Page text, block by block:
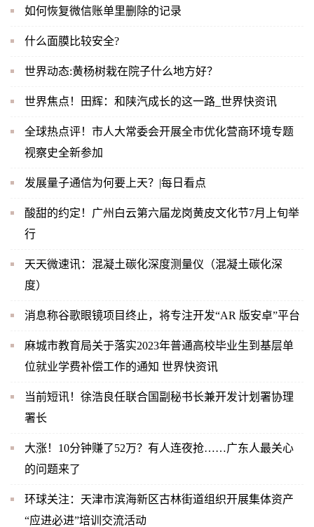
如何恢复微信账单里删除的记录
什么面膜比较安全?
世界动态:黄杨树栽在院子什么地方好？
世界焦点！田辉：和陕汽成长的这一路_世界快资讯
全球热点评！市人大常委会开展全市优化营商环境专题
视察史全新参加
发展量子通信为何要上天？|每日看点
酸甜的约定！广州白云第六届龙岗黄皮文化节7月上旬举
行
天天微速讯：混凝土碳化深度测量仪（混凝土碳化深
度）
消息称谷歌眼镜项目终止，将专注开发“AR 版安卓”平台
麻城市教育局关于落实2023年普通高校毕业生到基层单
位就业学费补偿工作的通知 世界快资讯
当前短讯！徐浩良任联合国副秘书长兼开发计划署协理
署长
大涨！10分钟赚了52万？有人连夜抢……广东人最关心
的问题来了
环球关注：天津市滨海新区古林街道组织开展集体资产
“应进必进”培训交流活动